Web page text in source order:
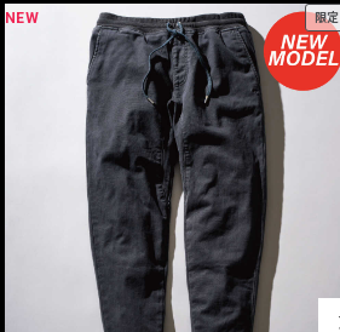
NEW 限定